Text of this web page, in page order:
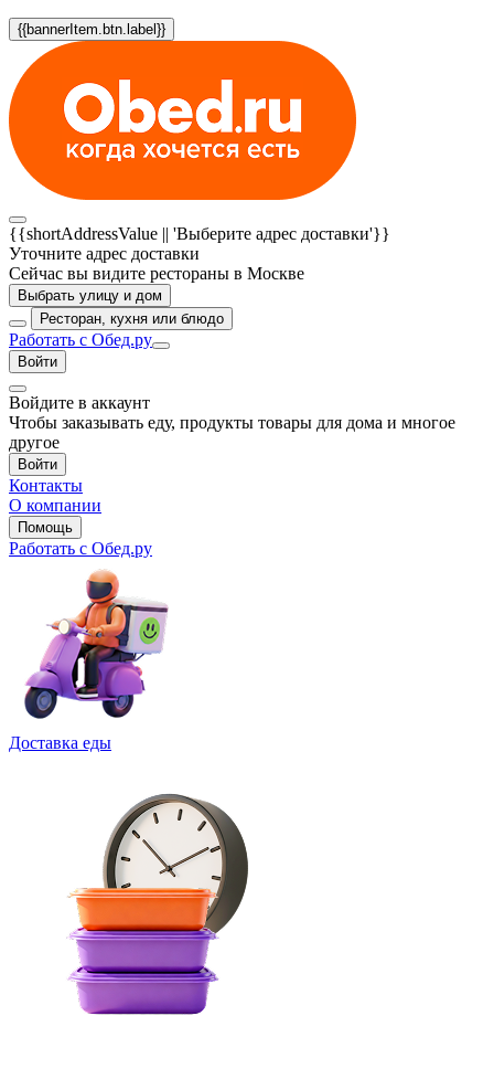
{{bannerItem.btn.label}}
{{shortAddressValue || 'Выберите адрес доставки'}}
Уточните адрес доставки
Сейчас вы видите рестораны в Москве
Выбрать улицу и дом
Ресторан, кухня или блюдо
Работать с Обед.ру
Войти
Войдите в аккаунт
Чтобы заказывать еду, продукты товары для дома и многое
другое
Войти
Контакты
О компании
Помощь
Работать с Обед.ру
Доставка еды